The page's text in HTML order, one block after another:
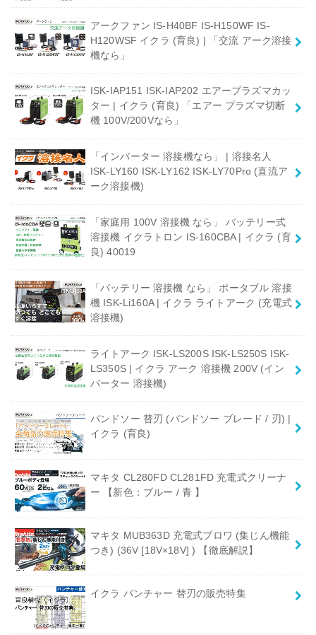
アークファン IS-H40BF IS-H150WF IS-
H120WSF イクラ (育良) | 「交流 アーク溶接
機なら」
ISK-IAP151 ISK-IAP202 エアープラズマカッ
ター | イクラ (育良) 「エアー プラズマ切断
機 100V/200Vなら」
「インバーター 溶接機なら」 | 溶接名人
ISK-LY160 ISK-LY162 ISK-LY70Pro (直流ア
ーク溶接機)
「家庭用 100V 溶接機 なら」 バッテリー式
溶接機 イクラトロン IS-160CBA | イクラ (育
良) 40019
「バッテリー 溶接機 なら」 ポータブル 溶接
機 ISK-Li160A | イクラ ライトアーク (充電式
溶接機)
ライトアーク ISK-LS200S ISK-LS250S ISK-
LS350S | イクラ アーク 溶接機 200V (イン
バーター 溶接機)
バンドソー 替刃 (バンドソー ブレード / 刃) |
イクラ (育良)
マキタ CL280FD CL281FD 充電式クリーナ
ー 【新色：ブルー / 青 】
マキタ MUB363D 充電式ブロワ (集じん機能
つき) (36V [18V×18V] ) 【徹底解説】
イクラ パンチャー 替刃の販売特集